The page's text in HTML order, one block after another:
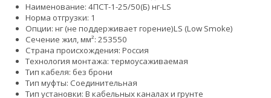
Наименование: 4ПСТ-1-25/50(Б) нг-LS
Норма отгрузки: 1
Опции: нг (не поддерживает горение)LS (Low Smoke)
Сечение жил, мм²: 253550
Страна происхождения: Россия
Технология монтажа: термоусаживаемая
Тип кабеля: без брони
Тип муфты: Соединительная
Тип установки: В кабельных каналах и грунте